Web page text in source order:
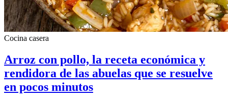
Cocina casera
Arroz con pollo, la receta económica y
rendidora de las abuelas que se resuelve
en pocos minutos